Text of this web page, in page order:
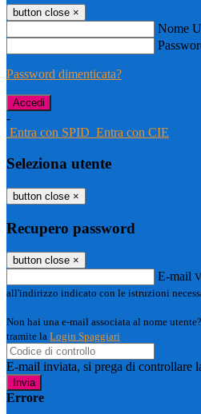
button close ×
Nome
Password dimenticata?
-
Entra con SPID Entra con CIE
Seleziona utente
button close ×
Recupero password
button close ×
E-mail
all'indirizzo indicato con le istruzioni
Non hai una e-mail associata al nome
tramite la Login Spaggiari
E-mail inviata, si prega di controllare
Errore